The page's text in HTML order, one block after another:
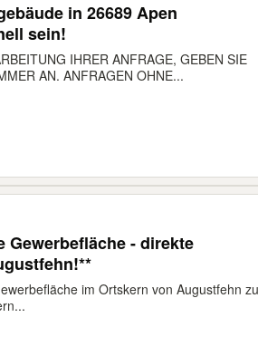
in 26689 Apen
sein!
IHRER ANFRAGE, GEBEN SIE
AN. ANFRAGEN OHNE...
Gewerbefläche - direkte
im Ortskern von Augustfehn zu